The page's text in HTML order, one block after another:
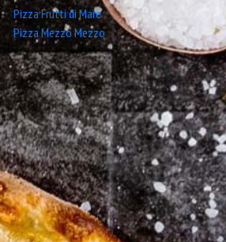
Beitrags-
Navigation
Pizza Frutti di Mare
Pizza Mezzo Mezzo